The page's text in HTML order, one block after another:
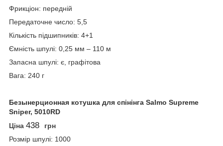
Фрикціон: передній
Передаточне число: 5,5
Кількість підшипників: 4+1
Ємність шпулі: 0,25 мм – 110 м
Запасна шпулі: є, графітова
Вага: 240 г
Безынерционная котушка для спінінга Salmo Supreme
Sniper, 5010RD
Ціна 438
грн
Розмір шпулі: 1000